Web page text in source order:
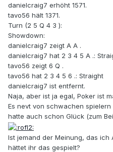
danielcraig7 erhöht 1571.
tavo56 hält 1371.
Turn (2 5 Q 4 3 ):
Showdown:
danielcraig7 zeigt A A .
danielcraig7 hat 2 3 4 5 A .:
tavo56 zeigt 6 Q .
tavo56 hat 2 3 4 5 6 .: Straight
danielcraig7 ist entfernt.
Naja, aber ist ja egal, Poker ist
Es nevt von schwachen
hatte auch schon Glück (zum
Ist jemand der Meinung, das
hättet ihr das gespielt?